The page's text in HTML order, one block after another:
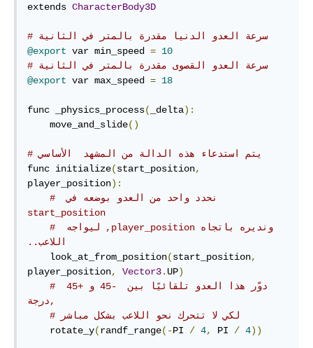
extends CharacterBody3D
# سرعة العدو الدنيا مقدرة بالمتر في الثانية
@export var min_speed = 10
# سرعة العدو القصوى مقدرة بالمتر في الثانية
@export var max_speed = 18
func _physics_process( _delta):
    move_and_slide
()
# يتم استدعاء هذه الدالة من المشهد  الأساسي
func initialize(start_position,
player_position):
# ‫نحدد واحد من العدو بوضعه في
start_position
# ‫ونديره باتجاه player_position, ليواجه
اللاعب..
    look_at_from_position
(start_position,
player_position, Vector3. UP)
# دوّر هذا العدو تلقائيًا بين  -45 و +45
درجة,
# لكي لا تتحرك نحو اللاعب بشكل مباشر
    rotate_y
(randf_range(-PI / 4, PI / 4))